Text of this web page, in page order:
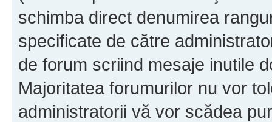
schimba direct denumirea
specificate de către
de forum scriind mesaje inutile
Majoritatea forumurilor nu vor
administratorii vă vor scădea